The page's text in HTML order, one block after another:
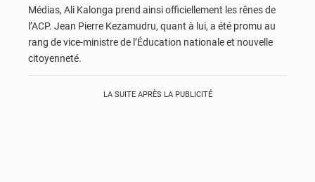
Médias, Ali Kalonga prend ainsi officiellement les rênes de
l’ACP. Jean Pierre Kezamudru, quant à lui, a été promu au
rang de vice-ministre de l’Éducation nationale et nouvelle
citoyenneté.
LA SUITE APRÈS LA PUBLICITÉ